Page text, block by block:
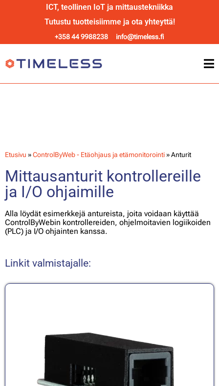
ICT, teollinen IoT ja mittaustekniikka
Tutustu tuotteisiimme ja ota yhteyttä!
+358 44 9988238 info@timeless.fi
Etusivu »ControlByWeb - Etäohjaus ja etämonitorointi»Anturit
Mittausanturit kontrollereille
ja I/O ohjaimille
Alla löydät esimerkkejä antureista, joita voidaan käyttää
ControlByWebin kontrollereiden, ohjelmoitavien logiikoiden
(PLC) ja I/O ohjainten kanssa.
Linkit valmistajalle: